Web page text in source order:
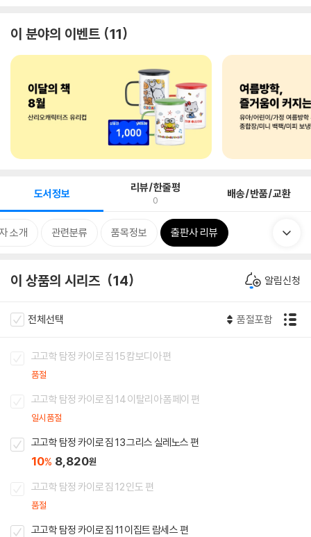
이 분야의 이벤트 11
도서정보 리뷰/한줄평
0 배송/반품/교환
소개 관련분류 품목정보 출판사 리뷰
이 상품의 시리즈 14 알림신청
전체선택 품절포함
고고학 탐정 카이로 짐 15 캄보디아 편
품절
고고학 탐정 카이로 짐 14 이탈리아 폼페이 편
일시품절
고고학 탐정 카이로 짐 13 그리스 실레노스 편
10% 8,820원
고고학 탐정 카이로 짐 12 인도 편
품절
고고학 탐정 카이로 짐 11 이집트 람세스 편